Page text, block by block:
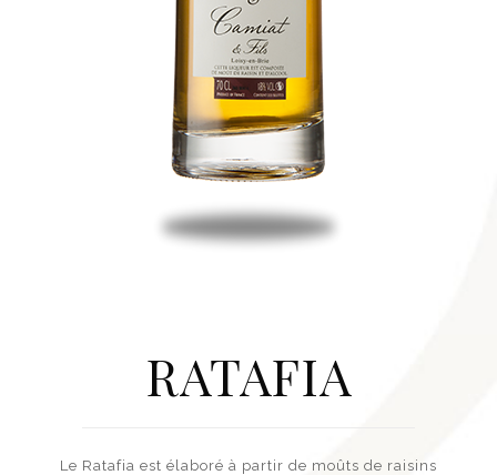
RATAFIA
Le Ratafia est élaboré à partir de moûts de raisins